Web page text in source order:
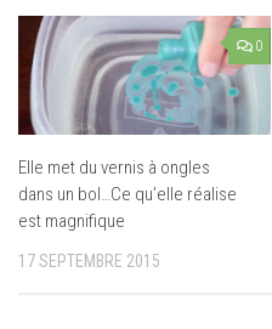
0
Elle met du vernis à ongles
dans un bol…Ce qu’elle réalise
est magnifique
17 SEPTEMBRE 2015